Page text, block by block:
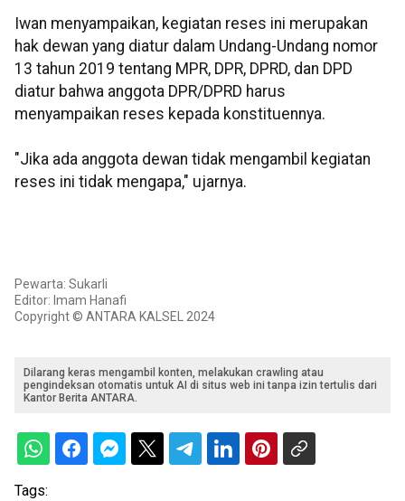
Iwan menyampaikan, kegiatan reses ini merupakan
hak dewan yang diatur dalam Undang-Undang nomor
13 tahun 2019 tentang MPR, DPR, DPRD, dan DPD
diatur bahwa anggota DPR/DPRD harus
menyampaikan reses kepada konstituennya.
"Jika ada anggota dewan tidak mengambil kegiatan
reses ini tidak mengapa," ujarnya.
Pewarta: Sukarli
Editor: Imam Hanafi
Copyright © ANTARA KALSEL 2024
Dilarang keras mengambil konten, melakukan crawling atau
pengindeksan otomatis untuk AI di situs web ini tanpa izin tertulis dari
Kantor Berita ANTARA.
Tags: